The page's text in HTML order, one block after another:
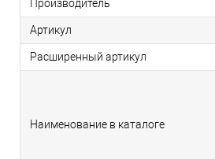
Производитель
Артикул
Расширенный артикул
Наименование в каталоге